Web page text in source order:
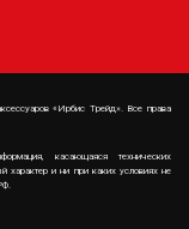
«Ирбис Трейд». Все права
касающаяся технических
характер и ни при каких условиях не